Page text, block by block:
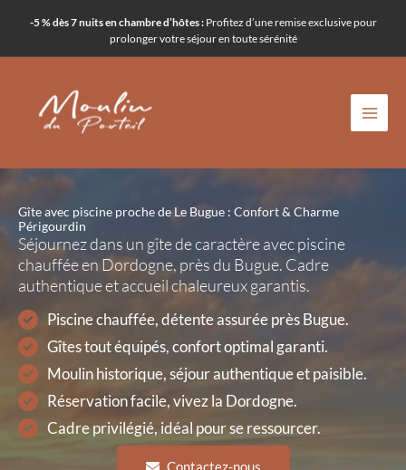
contenu
-5 % dès 7 nuits en chambre d’hôtes :Profitez d’une remise exclusive pour
prolonger votre séjour en toute sérénité
Gîte avec piscine proche de Le Bugue : Confort & Charme
Périgourdin
Séjournez dans un gîte de caractère avec piscine
chauffée en Dordogne, près du Bugue. Cadre
authentique et accueil chaleureux garantis.
Piscine chauffée, détente assurée près Bugue.
Gîtes tout équipés, confort optimal garanti.
Moulin historique, séjour authentique et paisible.
Réservation facile, vivez la Dordogne.
Cadre privilégié, idéal pour se ressourcer.
Contactez-nous